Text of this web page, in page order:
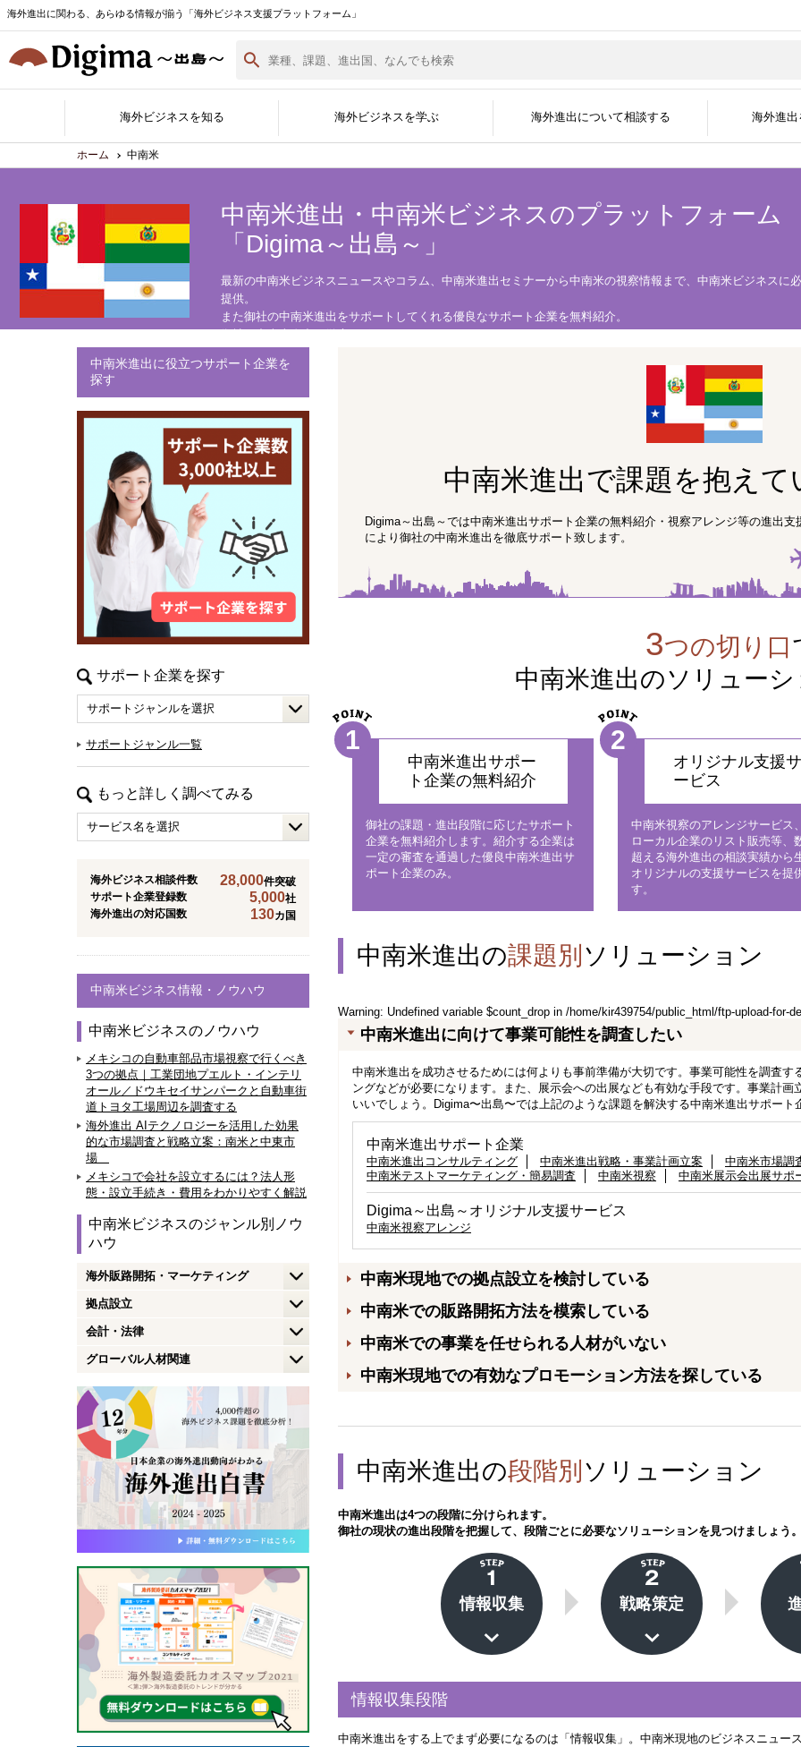
海外進出に関わる、あらゆる情報が揃う「海外ビジネス支援プラットフォーム」
海外ビジネスを知る
各国の最新情報 海外ビジネスノウハウ 海外ビジネスコラム
海外ビジネスを学ぶ
Digima Library
海外進出白書
（最新版）
無料会員登録
海外進出について相談する
無料相談窓口 サポート企業一覧 サポートジャンル
海外進
サポート企業ができること サポート企業の登録・詳細 資料掲載について
Digimaとは 海外イベント実績紹介 メディア掲載実績
ホーム 中南米
中南米進出・中南米ビジネスのプラットフォーム
「Digima～出島～」
最新の中南米ビジネスニュースやコラム、中南米進出セミナーから中南米の視察情報まで、中南米ビジネスに
提供。
また御社の中南米進出をサポートしてくれる優良なサポート企業を無料紹介。
中南米進出で課題を抱え
Digima～出島～では中南米進出サポート企業の無料紹介・視察アレンジ等の進出
により御社の中南米進出を徹底サポート致します。
3つの切り口
中南米進出のソリュー
1
中南米進出サポー
ト企業の無料紹介
御社の課題・進出段階に応じたサポート
企業を無料紹介します。紹介する企業は
一定の審査を通過した優良中南米進出サ
ポート企業のみ。
2
オリジナル支援サ
ービス
中南米視察のアレンジサービス
ローカル企業のリスト販売等、
超える海外進出の相談実績から
オリジナルの支援サービスを提
す。
中南米進出の課題別 ソリューション
Warning: Undefined variable $count_drop in /home/kir439754/public_html/ftp-upload-for-
中南米進出に向けて事業可能性を調査したい
中南米進出を成功させるためには何よりも事前準備が大切です。事業可能性を調査
ングなどが必要になります。また、展示会への出展なども有効な手段です。事業計
いいでしょう。Digima〜出島〜では上記のような課題を解決する中南米進出サポー
中南米進出サポート企業
中南米進出コンサルティング 中南米進出戦略・事業計画立案
中南米市場調
中南米テストマーケティング・簡易調査
中南米視察 中南米展示会出展サポ
Digima～出島～オリジナル支援サービス
中南米視察アレンジ
中南米現地での拠点設立を検討している
中南米での販路開拓方法を模索している
中南米での事業を任せられる人材がいない
中南米現地での有効なプロモーション方法を探している
中南米進出の段階別 ソリューション
中南米進出は4つの段階に分けられます。
御社の現状の進出段階を把握して、段階ごとに必要なソリューションを見つけましょう
情報収集 戦略策定
情報収集段階
中南米進出をする上でまず必要になるのは「情報収集」。中南米現地のビジネスニュ
中南米進出に役立つサポート企業を
探す
サポート企業を探す
サポートジャンル一覧
もっと詳しく調べてみる
海外ビジネス相談件数 28,000件突破
サポート企業登録数
5,000社
海外進出の対応国数
130カ国
中南米ビジネス情報・ノウハウ
中南米ビジネスのノウハウ
メキシコの自動車部品市場視察で行くべき
3つの拠点｜工業団地プエルト・インテリ
オール／ドウキセイサンパークと自動車街
道トヨタ工場周辺を調査する
海外進出 AIテクノロジーを活用した効果
的な市場調査と戦略立案：南米と中東市
場
メキシコで会社を設立するには？法人形
態・設立手続き・費用をわかりやすく解説
中南米ビジネスのジャンル別ノウ
ハウ
海外販路開拓・マーケティング
拠点設立
会計・法律
グローバル人材関連